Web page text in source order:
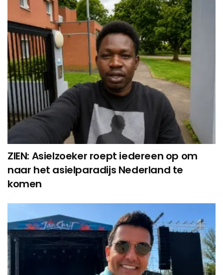
ZIEN: Asielzoeker roept iedereen op om
naar het asielparadijs Nederland te
komen